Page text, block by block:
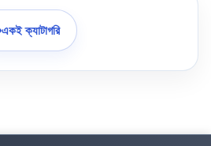
একই ক্যাটাগরি